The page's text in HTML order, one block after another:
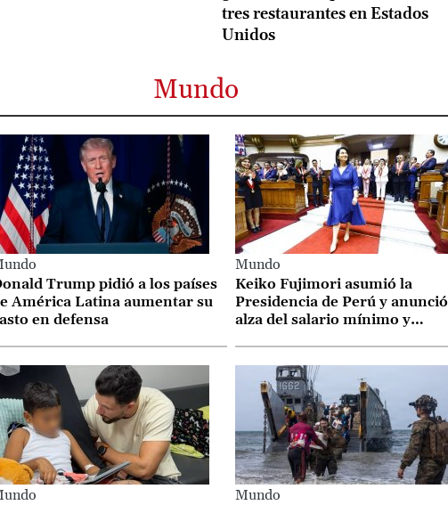
tres restaurantes en Estados
Unidos
Mundo
Trump pidió a los países
América Latina aumentar su
en defensa
Mundo
Keiko Fujimori asumió la
Presidencia de Perú y anunció
alza del salario mínimo y
Mundo